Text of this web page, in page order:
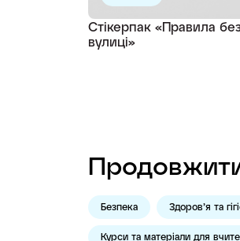
Стікерпак «Правила
вулиці»
Безпека Здоров’я та
Курси та матеріали для